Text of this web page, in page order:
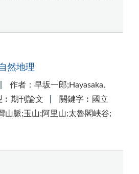
然地理
作者：早坂一郎;Hayasaka,
︰期刊論文
關鍵字︰國立
山脈;玉山;阿里山;太魯閣峽谷;